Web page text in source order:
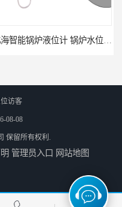
北海智能锅炉液位计 锅炉水位计厂商 自动适应自动校准
FMP43 润滑油雷达液位计 能够提供定制服务
位访客
08-08
保留所有权利.
管理员入口 网站地图